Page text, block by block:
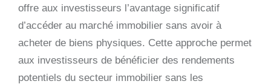
offre aux investisseurs l’avantage significatif
d’accéder au marché immobilier sans avoir à
acheter de biens physiques. Cette approche permet
aux investisseurs de bénéficier des rendements
potentiels du secteur immobilier sans les